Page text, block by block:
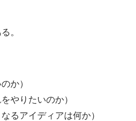
。
か）
やりたいのか）
るアイディアは何か）